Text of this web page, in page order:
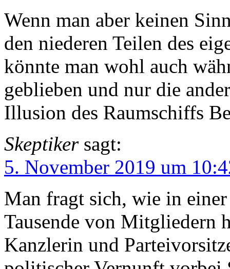
Wenn man aber keinen
den niederen Teilen des
könnte man wohl auch
geblieben und nur die
Illusion des Raumschiffs
Skeptiker sagt:
5. November 2019 um
Man fragt sich, wie in
Tausende von Mitgliedern
Kanzlerin und